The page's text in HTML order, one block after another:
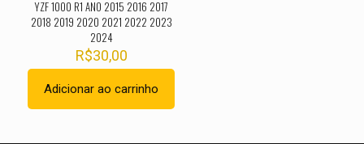
YZF 1000 R1 ANO 2015 2016 2017
2018 2019 2020 2021 2022 2023
2024
R$30,00
Adicionar ao carrinho